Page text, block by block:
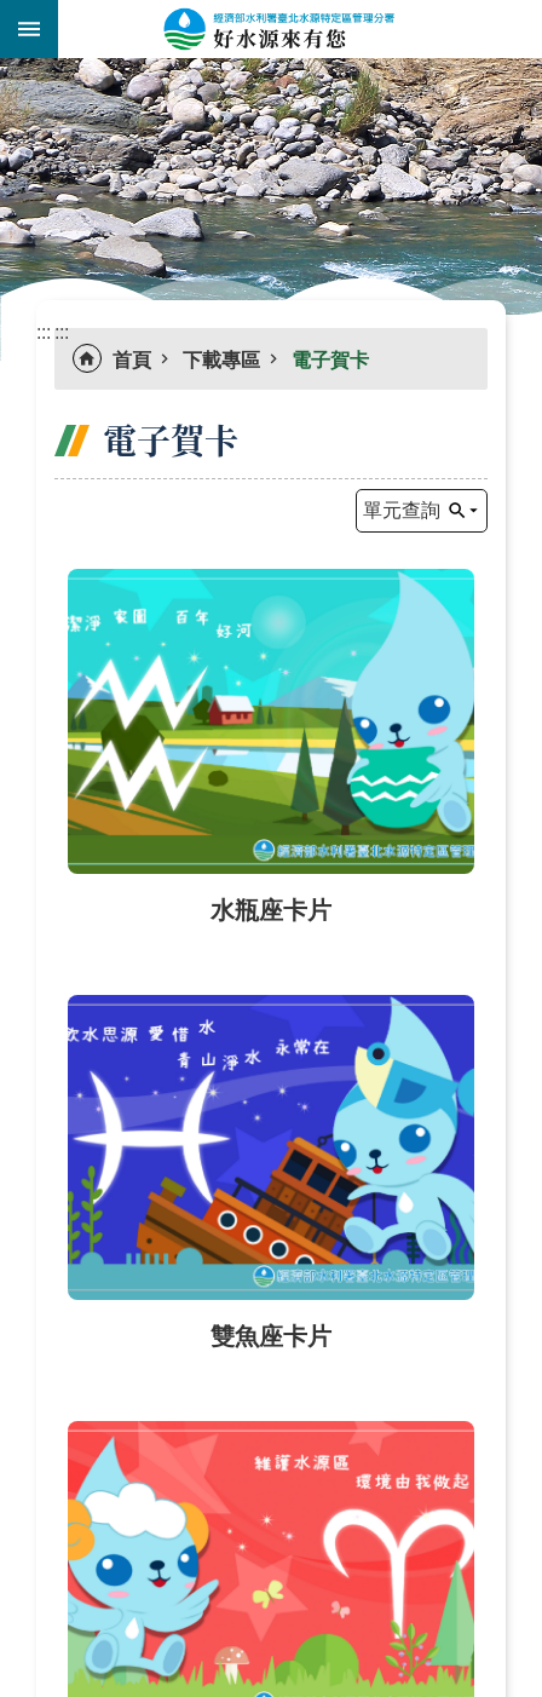
跳到主要內容區塊
::: _
::: :::
首頁
下載專區 電子賀卡
電子賀卡
單元查詢
水瓶座卡片
雙魚座卡片